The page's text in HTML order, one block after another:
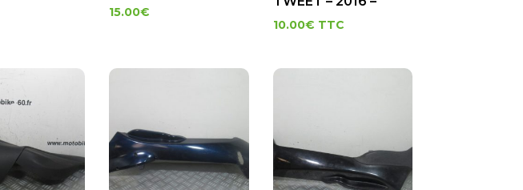
15.00€
10.00€ TTC